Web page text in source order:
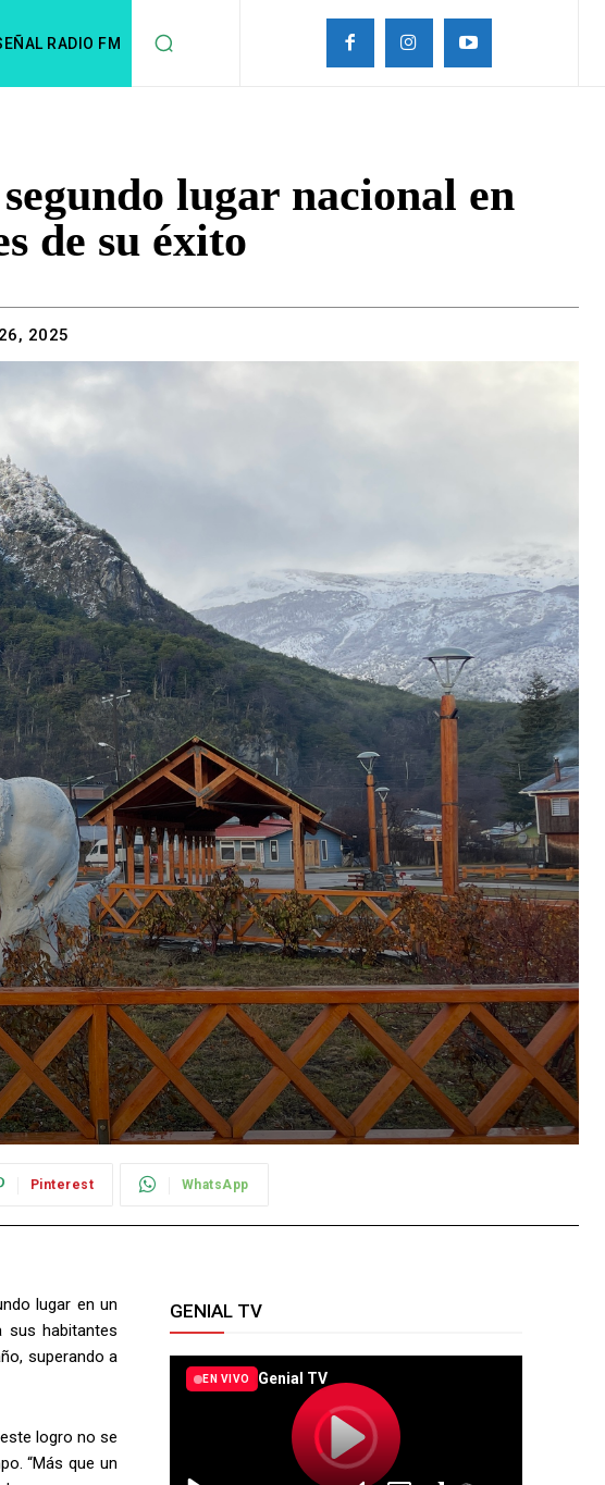
RADIO FM
lugar nacional en
de su éxito
2025
Pinterest WhatsApp
lugar en un
sus habitantes
superando a
logro no se
“Más que un
GENIAL TV